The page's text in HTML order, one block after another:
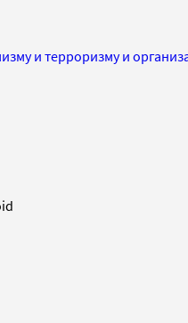
и терроризму и